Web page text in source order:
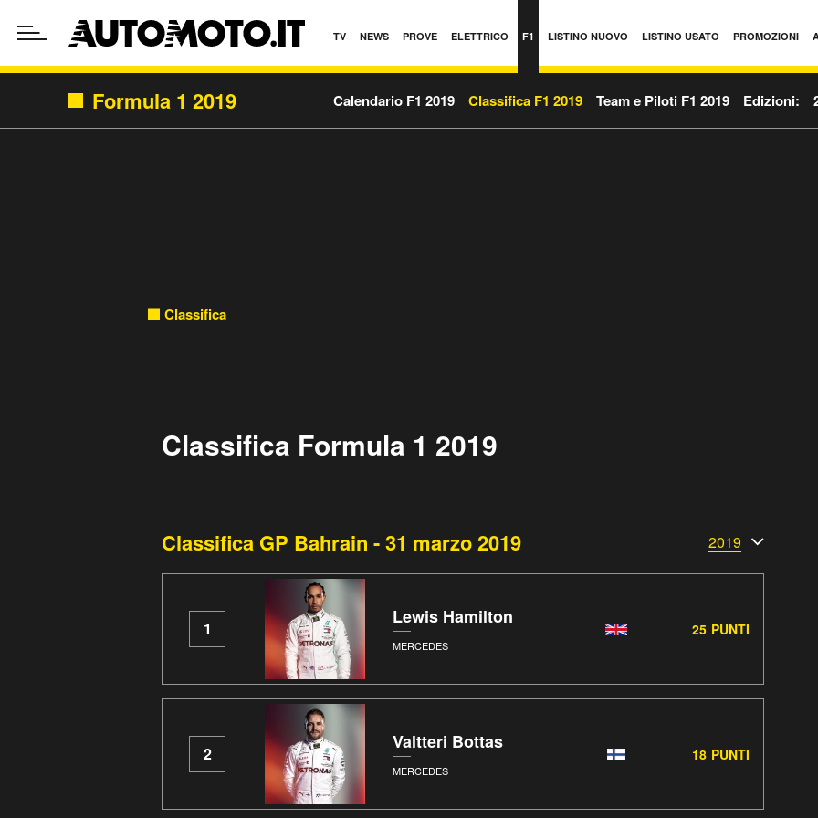
TV NEWS PROVE ELETTRICO F1 LISTINO NUOVO LISTINO USATO PROMOZIONI
Formula 1 2019 Calendario F1 2019 Classifica F1 2019 Team e Piloti F1 2019 Edizioni:
Classifica
Classifica Formula 1 2019
Classifica GP Bahrain - 31 marzo 2019 2019
1
Lewis Hamilton
MERCEDES
25 PUNTI
2
Valtteri Bottas
MERCEDES
18 PUNTI